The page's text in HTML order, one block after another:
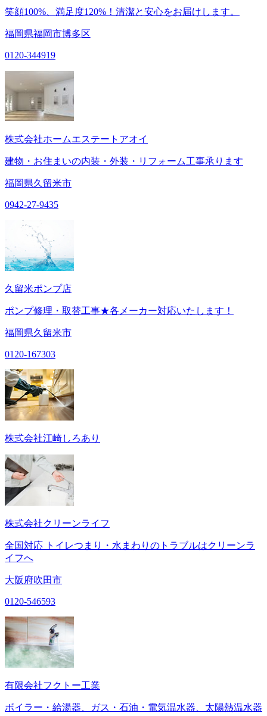
笑顔100%、満足度120%！清潔と安心をお届けします。
福岡県福岡市博多区
0120-344919
株式会社ホームエステートアオイ
建物・お住まいの内装・外装・リフォーム工事承ります
福岡県久留米市
0942-27-9435
久留米ポンプ店
ポンプ修理・取替工事★各メーカー対応いたします！
福岡県久留米市
0120-167303
株式会社江崎しろあり
株式会社クリーンライフ
全国対応 トイレつまり・水まわりのトラブルはクリーンラ
イフへ
大阪府吹田市
0120-546593
有限会社フクトー工業
ボイラー・給湯器、ガス・石油・電気温水器、太陽熱温水器